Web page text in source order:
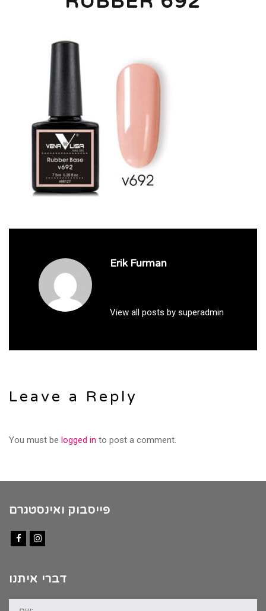
Erik Furman
View all posts by superadmin
Leave a Reply
You must be logged in to post a comment.
פייסבוק ואינסטגרם
דברי איתנו
שם: